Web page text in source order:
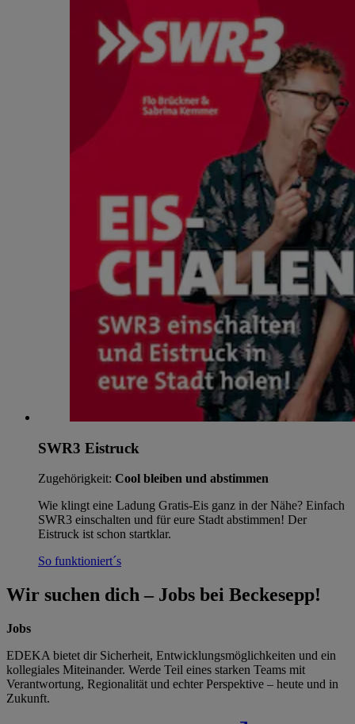
SWR3 Eistruck
Zugehörigkeit: Cool bleiben und abstimmen
Wie klingt eine Ladung Gratis-Eis ganz in der Nähe? Einfach
SWR3 einschalten und für eure Stadt abstimmen! Der
Eistruck ist schon startklar.
So funktioniert´s
Wir suchen dich – Jobs bei Beckesepp!
Jobs
EDEKA bietet dir Sicherheit, Entwicklungsmöglichkeiten und ein
kollegiales Miteinander. Werde Teil eines starken Teams mit
Verantwortung, Regionalität und echter Perspektive – heute und in
Zukunft.